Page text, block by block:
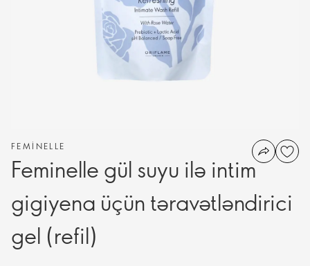
FEMINELLE
Feminelle gül suyu ilə intim
gigiyena üçün təravətləndirici
gel (refil)